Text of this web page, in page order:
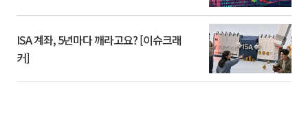
ISA 계좌, 5년마다 깨라고요? [이슈크래
커]